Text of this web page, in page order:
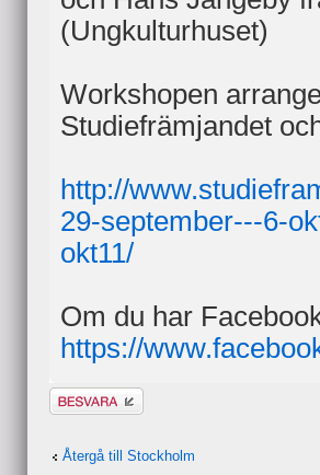
(Ungkulturhuset)
Workshopen
Studiefrämjandet
http://
29-september---6-
okt11/
Om du har
https://
Besvara
Återgå till Stockholm